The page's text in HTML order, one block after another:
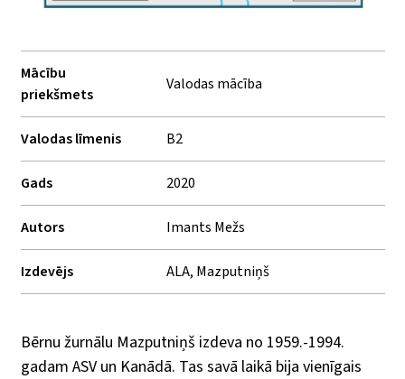
Mācību
priekšmets
Valodas mācība
Valodas līmenis B2
Gads 2020
Autors Imants Mežs
Izdevējs ALA, Mazputniņš
Bērnu žurnālu Mazputniņš izdeva no 1959.-1994.
gadam ASV un Kanādā. Tas savā laikā bija vienīgais